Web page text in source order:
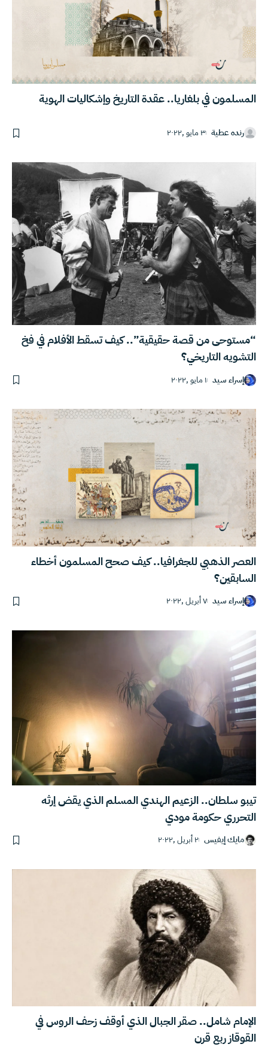
المسلمون في بلغاريا.. عقدة التاريخ وإشكاليات الهوية
رنده عطية ٣ مايو ,٢٠٢٢
“مستوحى من قصة حقيقية”.. كيف تسقط الأفلام في فخ
التشويه التاريخي؟
إسراء سيد ١ مايو ,٢٠٢٢
العصر الذهبي للجغرافيا.. كيف صحح المسلمون أخطاء
السابقين؟
إسراء سيد ٧ أبريل ,٢٠٢٢
تيبو سلطان.. الزعيم الهندي المسلم الذي يقض إرثه
التحرري حكومة مودي
مايك إيفيس ٢ أبريل ,٢٠٢٢
الإمام شامل.. صقر الجبال الذي أوقف زحف الروس في
القوقاز ربع قرن